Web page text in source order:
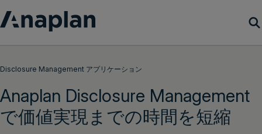
カスタマーサクセス
リソース
Disclosure Management アプリケーション
Anaplan Disclosure Management
で価値実現までの時間を短縮